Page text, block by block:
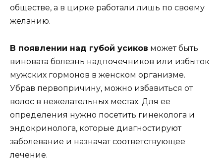
обществе, а в цирке работали лишь по своему
желанию.
В появлении над губой усиков может быть
виновата болезнь надпочечников или избыток
мужских гормонов в женском организме.
Убрав первопричину, можно избавиться от
волос в нежелательных местах. Для ее
определения нужно посетить гинеколога и
эндокринолога, которые диагностируют
заболевание и назначат соответствующее
лечение.